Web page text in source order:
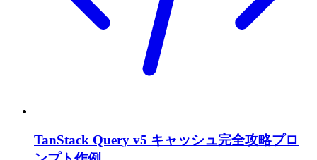
TanStack Query v5 キャッシュ完全攻略プロ